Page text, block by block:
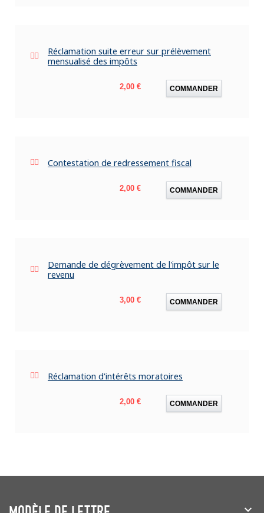
Réclamation suite erreur sur prélèvement
mensualisé des impôts
Prix
2,00 € COMMANDER
Contestation de redressement fiscal
Prix
2,00 € COMMANDER
Demande de dégrèvement de l'impôt sur le
revenu
Prix
3,00 € COMMANDER
Réclamation d'intérêts moratoires
Prix
2,00 € COMMANDER